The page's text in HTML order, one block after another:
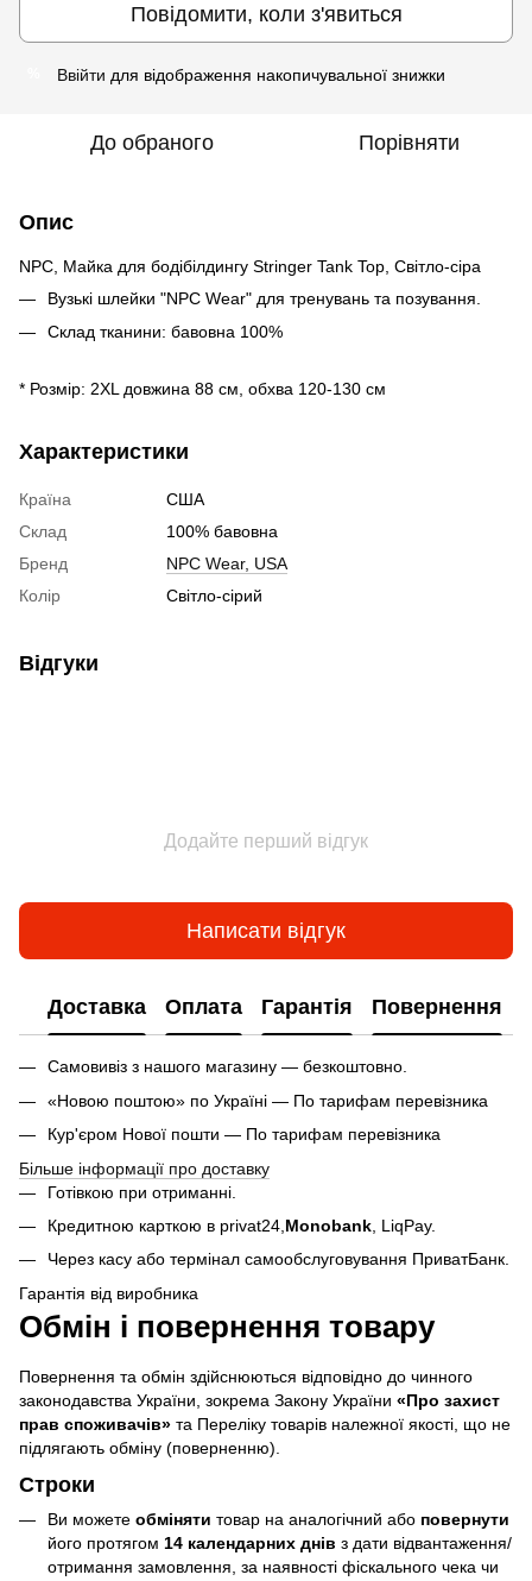
Повідомити, коли з'явиться
Ввійти для відображення накопичувальної знижки
До обраного Порівняти
Опис
NPC, Майка для бодібілдингу Stringer Tank Top, Світло-сіра
Вузькі шлейки "NPC Wear" для тренувань та позування.
Склад тканини: бавовна 100%
* Розмір: 2XL довжина 88 см, обхва 120-130 см
Характеристики
Країна
США
Склад
100% бавовна
Бренд
NPC Wear, USA
Колір
Світло-сірий
Відгуки
Додайте перший відгук
Написати відгук
Доставка Оплата Гарантія Повернення
Самовивіз з нашого магазину — безкоштовно.
«Новою поштою» по Україні — По тарифам перевізника
Кур'єром Нової пошти — По тарифам перевізника
Більше інформації про доставку
Готівкою при отриманні.
Кредитною карткою в privat24, Monobank LiqPay.
Через касу або термінал самообслуговування ПриватБанк.
Гарантія від виробника
Обмін і повернення товару
Повернення та обмін здійснюються відповідно до чинного
законодавства України, зокрема Закону України «Про захист
прав споживачів» та Переліку товарів належної якості, що не
підлягають обміну (поверненню).
Строки
Ви можете обміняти товар на аналогічний або повернути
його протягом 14 календарних днів з дати відвантаження/
отримання замовлення, за наявності фіскального чека чи